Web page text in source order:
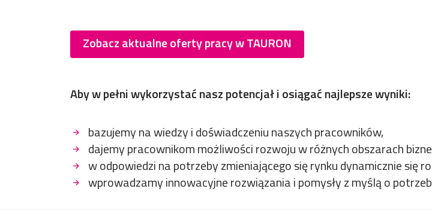
Zobacz aktualne oferty pracy w TAURON
Aby w pełni wykorzystać nasz potencjał i osiągać najlepsze wyniki:
bazujemy na wiedzy i doświadczeniu naszych pracowników,
dajemy pracownikom możliwości rozwoju w różnych obszarach
w odpowiedzi na potrzeby zmieniającego się rynku dynamicznie
wprowadzamy innowacyjne rozwiązania i pomysły z myślą o